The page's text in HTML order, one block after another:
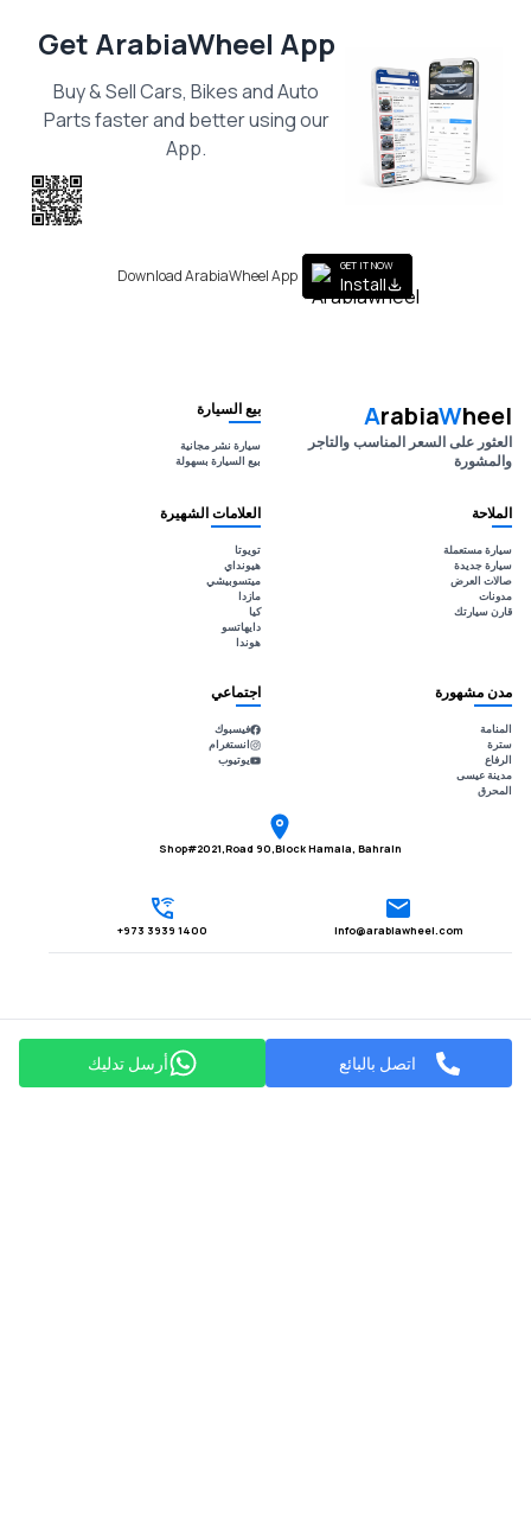
اتصل بالبائع أرسل تدليك
Get ArabiaWheel App
Buy & Sell Cars, Bikes and Auto
Parts faster and better using our
App.
Download ArabiaWheel App
GET IT NOW
Install
ArabiaWheel
العثور على السعر المناسب والتاجر
والمشورة
بيع السيارة
سيارة نشر مجانية
بيع السيارة بسهولة
الملاحة
سيارة مستعملة
سيارة جديدة
صالات العرض
مدونات
قارن سيارتك
العلامات الشهيرة
تويوتا
هيونداي
ميتسوبيشي
مازدا
كيا
دايهاتسو
هوندا
مدن مشهورة
المنامة
سترة
الرفاع
مدينة عيسى
المحرق
اجتماعي
فيسبوك
انستغرام
يوتيوب
Info@arabiawheel.com
1400 3939 973+
Shop#2021,Road 90,Block Hamala, Bahrain